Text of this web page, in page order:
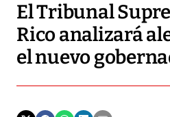
El Tribunal
Rico analizará
el nuevo